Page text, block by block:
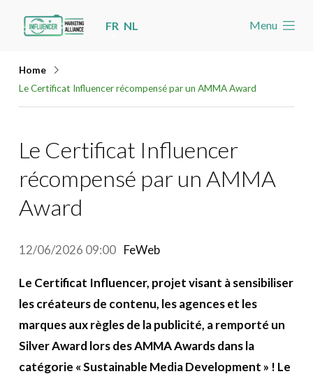
Jump
to
navigation
to
main
content
FR NL Menu
Home
Le Certificat Influencer récompensé par un AMMA Award
Le Certificat Influencer
récompensé par un AMMA
Award
12/06/2026 09:00 FeWeb
Le Certificat Influencer, projet visant à sensibiliser
les créateurs de contenu, les agences et les
marques aux règles de la publicité, a remporté un
Silver Award lors des AMMA Awards dans la
catégorie « Sustainable Media Development » ! Le
Les nouvelles
Agenda
Devenez membre